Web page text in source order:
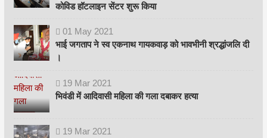
कोविड हॉटलाइन सेंटर शुरू किया
01 May 2021
भाई जगताप ने स्व एकनाथ गायकवाड़ को भावभीनी श्रद्धांजलि दी
।
19 Mar 2021
भिवंडी में आदिवासी महिला की गला दबाकर हत्या
19 Mar 2021